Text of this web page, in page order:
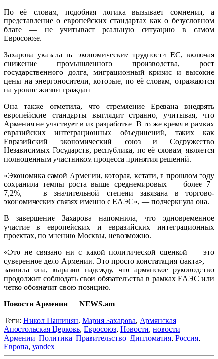
По её словам, подобная логика вызывает сомнения, а
представление о европейских стандартах как о безусловном
благе — не учитывает реальную ситуацию в самом
Евросоюзе.
Захарова указала на экономические трудности ЕС, включая
снижение промышленного производства, рост
государственного долга, миграционный кризис и высокие
цены на энергоносители, которые, по её словам, отражаются
на уровне жизни граждан.
Она также отметила, что стремление Еревана внедрять
европейские стандарты выглядит странно, учитывая, что
Армения не участвует в их разработке. В то же время в рамках
евразийских интеграционных объединений, таких как
Евразийский экономический союз и Содружество
Независимых Государств, республика, по её словам, является
полноценным участником процесса принятия решений.
«Экономика самой Армении, которая, кстати, в прошлом году
сохранила темпы роста выше среднемировых — более 7–
7,2%, — в значительной степени завязана в торгово-
экономических связях именно с ЕАЭС», — подчеркнула она.
В завершение Захарова напомнила, что одновременное
участие в европейских и евразийских интеграционных
проектах, по мнению Москвы, невозможно.
«Это не связано ни с какой политической оценкой — это
суверенное дело Армении. Это просто констатация факта», —
заявила она, выразив надежду, что армянское руководство
продолжит соблюдать свои обязательства в рамках ЕАЭС или
четко обозначит свою позицию.
Новости Армении — NEWS.am
Теги: Никол Пашинян, Мария Захарова, Армянская
Апостольская Церковь, Евросоюз, Новости, новости
Армении, Политика, Правительство, Дипломатия, Россия,
Европа, yandex